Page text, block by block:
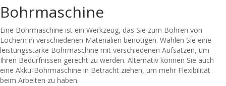
Bohrmaschine
Eine Bohrmaschine ist ein Werkzeug, das Sie zum Bohren von
Löchern in verschiedenen Materialien benötigen. Wählen Sie eine
leistungsstarke Bohrmaschine mit verschiedenen Aufsätzen, um
Ihren Bedürfnissen gerecht zu werden. Alternativ können Sie auch
eine Akku-Bohrmaschine in Betracht ziehen, um mehr Flexibilität
beim Arbeiten zu haben.